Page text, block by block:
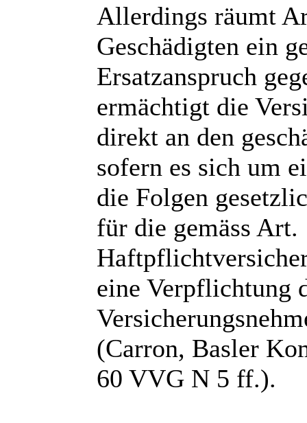
Allerdings räumt
Geschädigten ein
Ersatzanspruch
ermächtigt die
direkt an den
sofern es sich um
die Folgen
für die gemäss
eine Verpflichtung
(Carron, Basler
60 VVG N 5 ff.).